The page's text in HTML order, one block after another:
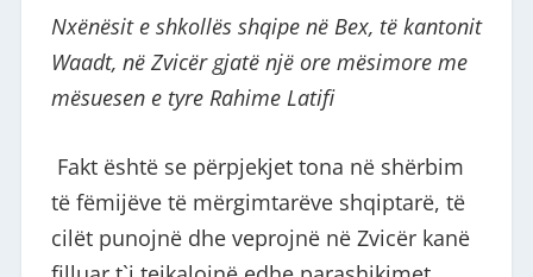
Nxënësit e shkollës shqipe në Bex, të kantonit
Waadt, në Zvicër gjatë një ore mësimore me
mësuesen e tyre Rahime Latifi
Fakt është se përpjekjet tona në shërbim
të fëmijëve të mërgimtarëve shqiptarë, të
cilët punojnë dhe veprojnë në Zvicër kanë